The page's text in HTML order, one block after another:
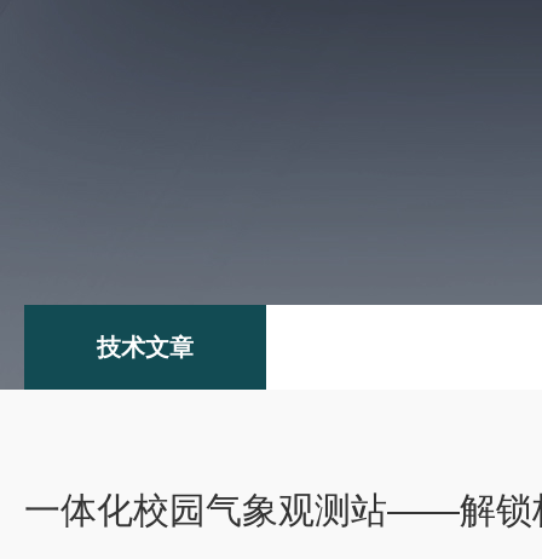
技术文章
一体化校园气象观测站——解锁